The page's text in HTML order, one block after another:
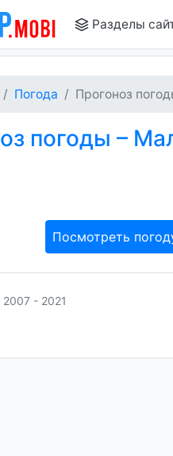
Разделы
Погода Прогоноз
погоды –
Посмотреть
- 2021